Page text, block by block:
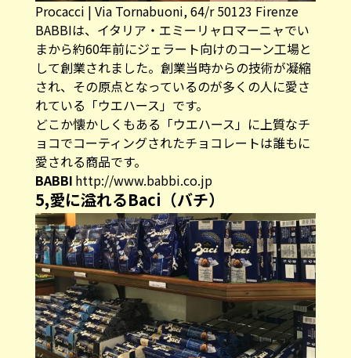
Procacci | Via Tornabuoni, 64/r 50123 Firenze
BABBIは、イタリア・エミーリャロマーニャでい
まから約60年前にジェラート向けのコーン工場と
して創業されました。創業当時からの技術が凝縮
され、その原点となっているのが多くの人に愛さ
れている「ウエハース」です。
どこか懐かしくもある「ウエハース」に上質なチ
ョコでコーティングされたチョコレートは誰もに
愛される商品です。
BABBI http://www.babbi.co.jp
5,愛に溢れるBaci（バチ）